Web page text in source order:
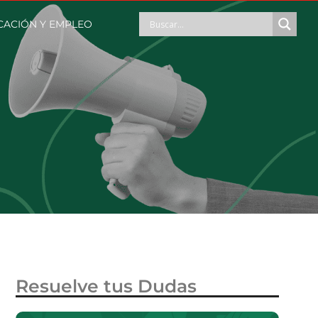
Y EMPLEO
Resuelve tus Dudas